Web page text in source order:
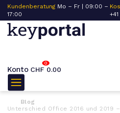
Kundenberatung Mo – Fr | 09:00 –
17:00
Konto
0
CHF 0.00
Blog
Unterschied Office 2016 und 2019